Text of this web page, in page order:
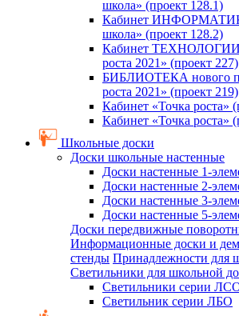
школа» (проект 128.1)
Кабинет
школа» (проект 128.2)
Кабинет ТЕХНОЛОГИИ
роста 2021» (проект 227)
БИБЛИОТЕКА нового
роста 2021» (проект 219)
Кабинет «Точка роста»
Кабинет «Точка роста»
Школьные доски
Доски школьные настенные
Доски настенные 1-
Доски настенные 2-
Доски настенные 3-
Доски настенные 5-
Доски передвижные
Информационные доски и
стенды Принадлежности для
Светильники для школьной
Светильники серии
Светильник серии ЛБО